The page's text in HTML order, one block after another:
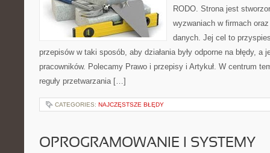
RODO. Strona jest
wyzwaniach w firmach
danych. Jej cel to
przepisów w taki sposób, aby działania były odporne na błędy, a
pracowników. Polecamy Prawo i przepisy i Artykuł. W centrum
reguły przetwarzania […]
CATEGORIES: NAJCZĘSTSZE BŁĘDY
OPROGRAMOWANIE I SYSTEMY